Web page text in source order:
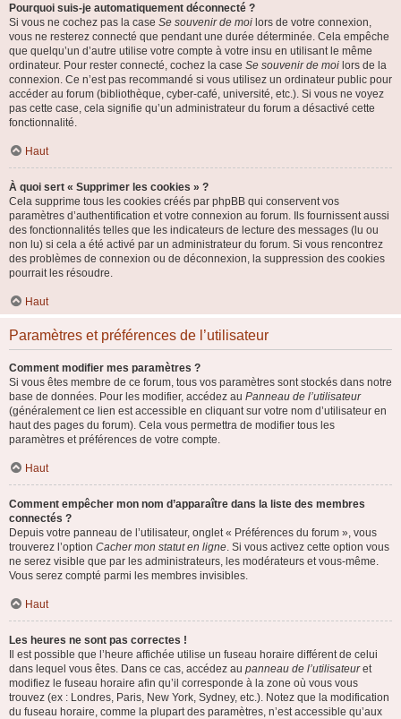
Pourquoi suis-je automatiquement déconnecté ?
Si vous ne cochez pas la case Se souvenir de moi lors de votre connexion,
vous ne resterez connecté que pendant une durée déterminée. Cela empêche
que quelqu’un d’autre utilise votre compte à votre insu en utilisant le même
ordinateur. Pour rester connecté, cochez la case Se souvenir de moi lors de la
connexion. Ce n’est pas recommandé si vous utilisez un ordinateur public pour
accéder au forum (bibliothèque, cyber-café, université, etc.). Si vous ne voyez
pas cette case, cela signifie qu’un administrateur du forum a désactivé cette
fonctionnalité.
Haut
À quoi sert « Supprimer les cookies » ?
Cela supprime tous les cookies créés par phpBB qui conservent vos
paramètres d’authentification et votre connexion au forum. Ils fournissent aussi
des fonctionnalités telles que les indicateurs de lecture des messages (lu ou
non lu) si cela a été activé par un administrateur du forum. Si vous rencontrez
des problèmes de connexion ou de déconnexion, la suppression des cookies
pourrait les résoudre.
Haut
Paramètres et préférences de l’utilisateur
Comment modifier mes paramètres ?
Si vous êtes membre de ce forum, tous vos paramètres sont stockés dans notre
base de données. Pour les modifier, accédez au Panneau de l’utilisateur
(généralement ce lien est accessible en cliquant sur votre nom d’utilisateur en
haut des pages du forum). Cela vous permettra de modifier tous les
paramètres et préférences de votre compte.
Haut
Comment empêcher mon nom d’apparaître dans la liste des membres
connectés ?
Depuis votre panneau de l’utilisateur, onglet « Préférences du forum », vous
trouverez l’option Cacher mon statut en ligne. Si vous activez cette option vous
ne serez visible que par les administrateurs, les modérateurs et vous-même.
Vous serez compté parmi les membres invisibles.
Haut
Les heures ne sont pas correctes !
Il est possible que l’heure affichée utilise un fuseau horaire différent de celui
dans lequel vous êtes. Dans ce cas, accédez au panneau de l’utilisateuret
modifiez le fuseau horaire afin qu’il corresponde à la zone où vous vous
trouvez (ex : Londres, Paris, New York, Sydney, etc.). Notez que la modification
du fuseau horaire, comme la plupart des paramètres, n’est accessible qu’aux